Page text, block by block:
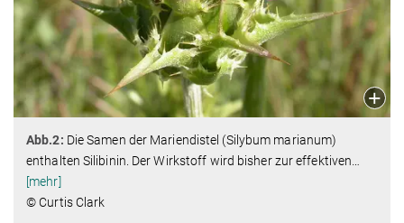
Abb.2: Die Samen der Mariendistel (Silybum marianum)
enthalten Silibinin. Der Wirkstoff wird bisher zur effektiven…
[mehr]
© Curtis Clark